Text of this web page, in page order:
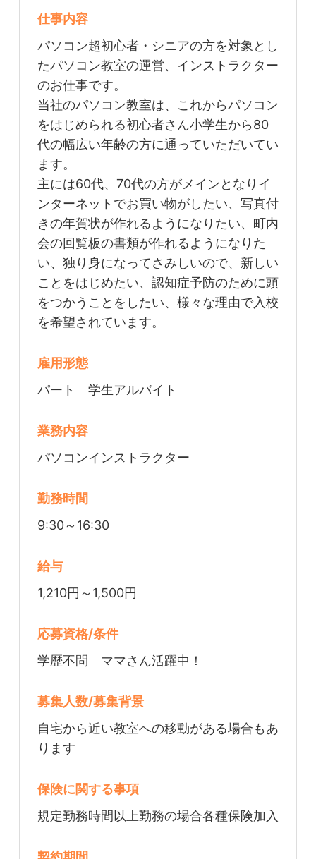
仕事内容
パソコン超初心者・シニアの方を対象とし
たパソコン教室の運営、インストラクター
のお仕事です。
当社のパソコン教室は、これからパソコン
をはじめられる初心者さん小学生から80
代の幅広い年齢の方に通っていただいてい
ます。
主には60代、70代の方がメインとなりイ
ンターネットでお買い物がしたい、写真付
きの年賀状が作れるようになりたい、町内
会の回覧板の書類が作れるようになりた
い、独り身になってさみしいので、新しい
ことをはじめたい、認知症予防のために頭
をつかうことをしたい、様々な理由で入校
を希望されています。
雇用形態
パート 学生アルバイト
業務内容
パソコンインストラクター
勤務時間
9:30～16:30
給与
1,210円～1,500円
応募資格/条件
学歴不問 ママさん活躍中！
募集人数/募集背景
自宅から近い教室への移動がある場合もあ
ります
保険に関する事項
規定勤務時間以上勤務の場合各種保険加入